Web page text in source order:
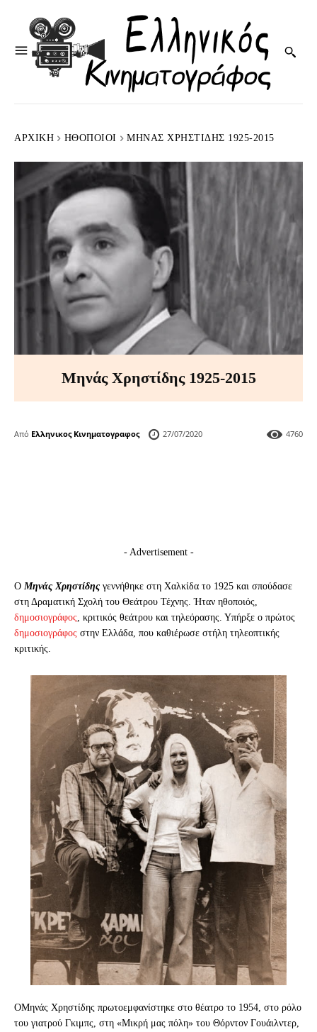
ΑΡΧΙΚΉ HΘΟΠΟΙΟΊ ΜΗΝΆΣ ΧΡΗΣΤΊΔΗΣ 1925-2015
Μηνάς Χρηστίδης 1925-2015
Από Ελληνικος Κινηματογραφος 27/07/2020 4760
- Advertisement -
Ο Μηνάς Χρηστίδης γεννήθηκε στη Χαλκίδα το 1925 και σπούδασε
στη Δραματική Σχολή του Θεάτρου Τέχνης. Ήταν ηθοποιός,
δημοσιογράφος , κριτικός θεάτρου και τηλεόρασης. Υπήρξε ο πρώτος
δημοσιογράφος στην Ελλάδα, που καθιέρωσε στήλη τηλεοπτικής
κριτικής.
ΟΜηνάς Χρηστίδης πρωτοεμφανίστηκε στο θέατρο το 1954, στο ρόλο
του γιατρού Γκιμπς, στη «Μικρή μας πόλη» του Θόρντον Γουάιλντερ,